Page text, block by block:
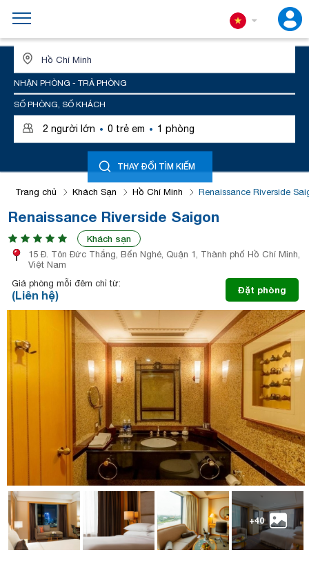
NHẬN PHÒNG - TRẢ PHÒNG
SỐ PHÒNG, SỐ KHÁCH
2 người lớn · 0 trẻ em · 1 phòng
THAY ĐỔI TÌM KIẾM
Trang chủ Khách Sạn Hồ Chí Minh Renaissance Riverside
Renaissance Riverside Saigon
Khách sạn
15 Đ. Tôn Đức Thắng, Bến Nghé, Quận 1, Thành phố Hồ Chí Minh,
Việt Nam
Giá phòng mỗi đêm chỉ từ:
(Liên hệ) Đặt phòng
+40